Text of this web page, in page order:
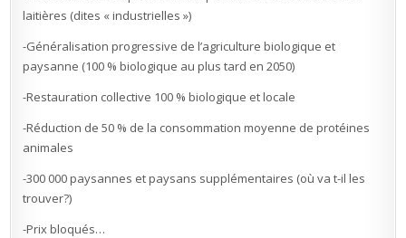
laitières (dites « industrielles »)
-Généralisation progressive de l’agriculture biologique et
paysanne (100 % biologique au plus tard en 2050)
-Restauration collective 100 % biologique et locale
-Réduction de 50 % de la consommation moyenne de protéines
animales
-300 000 paysannes et paysans supplémentaires (où va t-il les
trouver?)
-Prix bloqués…